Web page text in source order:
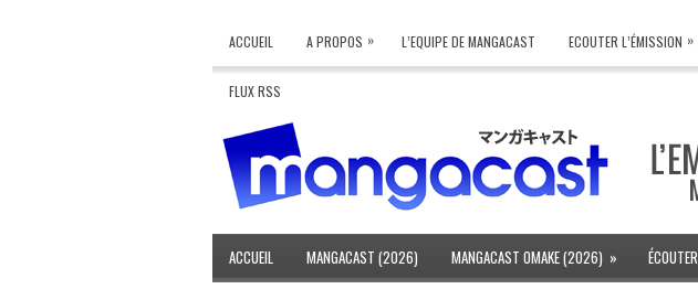
ACCUEIL A PROPOS » L’EQUIPE DE MANGACAST ECOUTER L’ÉMISSION »
FLUX RSS
ACCUEIL MANGACAST (2026) MANGACAST OMAKE (2026) »